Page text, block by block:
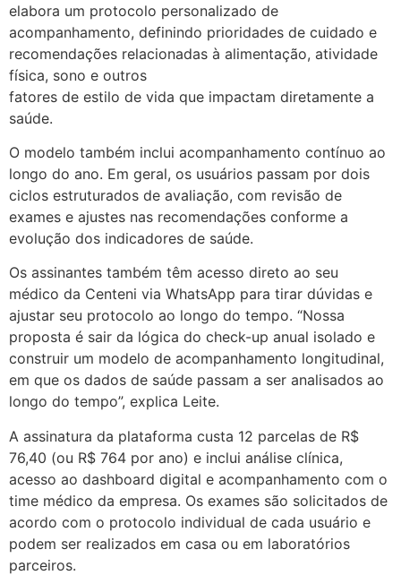
elabora um protocolo personalizado de
acompanhamento, definindo prioridades de cuidado e
recomendações relacionadas à alimentação, atividade
física, sono e outros
fatores de estilo de vida que impactam diretamente a
saúde.
O modelo também inclui acompanhamento contínuo ao
longo do ano. Em geral, os usuários passam por dois
ciclos estruturados de avaliação, com revisão de
exames e ajustes nas recomendações conforme a
evolução dos indicadores de saúde.
Os assinantes também têm acesso direto ao seu
médico da Centeni via WhatsApp para tirar dúvidas e
ajustar seu protocolo ao longo do tempo. “Nossa
proposta é sair da lógica do check-up anual isolado e
construir um modelo de acompanhamento longitudinal,
em que os dados de saúde passam a ser analisados ao
longo do tempo”, explica Leite.
A assinatura da plataforma custa 12 parcelas de R$
76,40 (ou R$ 764 por ano) e inclui análise clínica,
acesso ao dashboard digital e acompanhamento com o
time médico da empresa. Os exames são solicitados de
acordo com o protocolo individual de cada usuário e
podem ser realizados em casa ou em laboratórios
parceiros.